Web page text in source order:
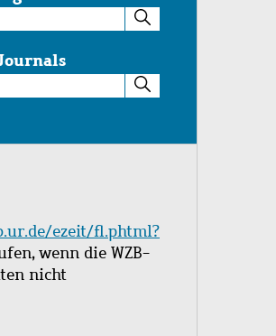
ezeit/fl.phtml?
wenn die WZB-
nicht